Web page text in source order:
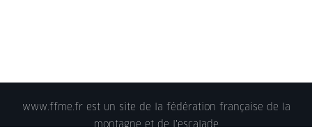
www.ffme.fr est un site de la fédération française de la
montagne et de l'escalade